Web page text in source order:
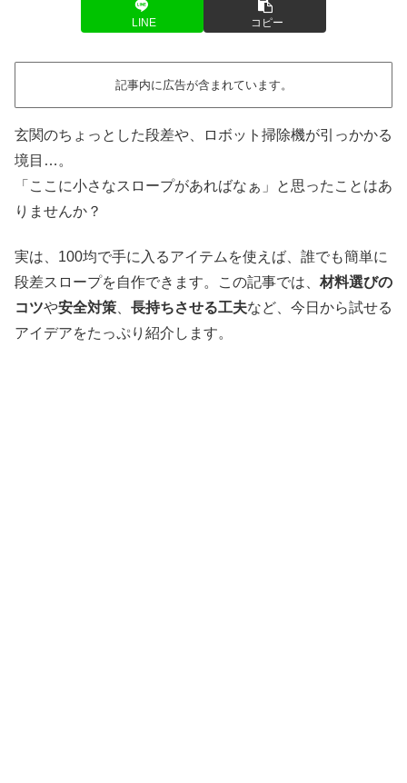
LINE コピー
記事内に広告が含まれています。
玄関のちょっとした段差や、ロボット掃除機が引っかかる
境目…。
「ここに小さなスロープがあればなぁ」と思ったことはあ
りませんか？
実は、100均で手に入るアイテムを使えば、誰でも簡単に
段差スロープを自作できます。この記事では、 材料選びの
コツや安全対策 長持ちさせる工夫など、今日から試せる
アイデアをたっぷり紹介します。